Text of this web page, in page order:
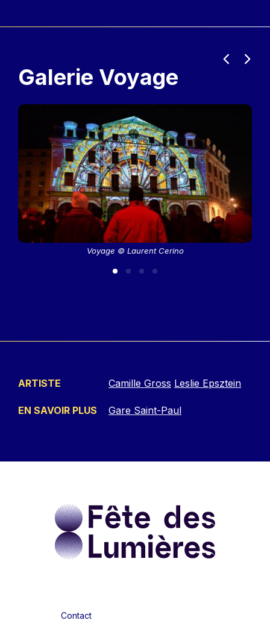
Galerie Voyage Précédent
Voyage © Laurent Cerino
ARTISTE Camille Gross Leslie Epsztein
EN SAVOIR PLUS Gare Saint-Paul
Contact